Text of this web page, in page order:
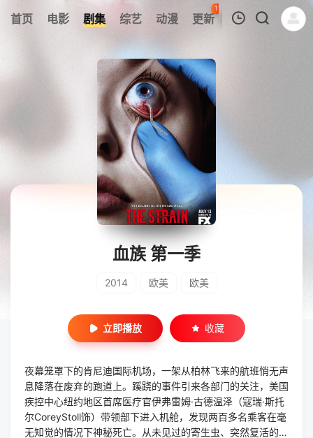
首页 电影 剧集 综艺 动漫 更新
115
热榜 APP
暂无观看影片的记录
血族 第一季
2014 欧美 欧美
立即播放 收藏
夜幕笼罩下的肯尼迪国际机场，一架从柏林飞来的航班悄无声
息降落在废弃的跑道上。蹊跷的事件引来各部门的关注，美国
疾控中心纽约地区首席医疗官伊弗雷姆·古德温泽（寇瑞·斯托
尔CoreyStoll饰）带领部下进入机舱，发现两百多名乘客在毫
无知觉的情况下神秘死亡。从未见过的寄生虫、突然复活的死